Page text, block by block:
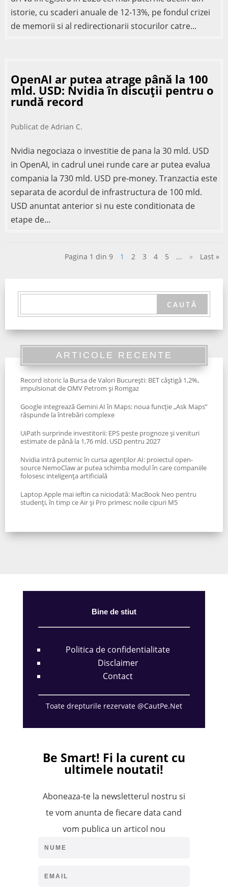
istorie, cu scaderi anuale de 12-13%, pe fondul crizei
de memorii si al redirectionarii stocurilor catre...
OpenAI ar putea atrage până la 100
mld. USD: Nvidia în discuții pentru o
rundă record
Publicat de Adrian C.
Nvidia negociaza o investitie de pana la 30 mld. USD
in OpenAI, in cadrul unei runde care ar putea evalua
compania la 730 mld. USD pre-money. Tranzactia este
separata de acordul de infrastructura de 100 mld.
USD anuntat anterior si nu este conditionata de
etape de...
Pagina 1 din 9 1 2 3 4 5 ... » Last »
ARTICOLE RECENTE
Record istoric la Bursa de Valori București: BET câștigă 1,2%,
impulsionat de OMV Petrom și Romgaz
Google integrează Gemini AI în Maps: noua funcție „Ask Maps”
răspunde la întrebări complexe
UiPath surprinde investitorii: EPS peste prognoze și venituri
estimate de până la 1,76 mld. USD pentru 2027
Nvidia intră puternic în cursa agenților AI: proiectul open-
source NemoClaw ar putea schimba modul în care companiile
folosesc inteligența artificială
Laptop Apple mai ieftin ca niciodată: MacBook Neo pentru
studenți, în timp ce Air și Pro primesc noile cipuri M5
Bine de stiut
Politica de confidentialitate
Disclaimer
Contact
Toate drepturile rezervate @CautPe.Net
Be Smart! Fi la curent cu
ultimele noutati!
Aboneaza-te la newsletterul nostru si
te vom anunta de fiecare data cand
vom publica un articol nou